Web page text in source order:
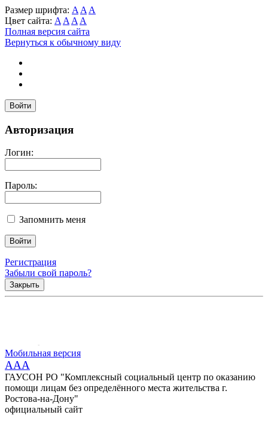
Размер шрифта: A A A
Цвет сайта: A A A A
Полная версия сайта
Вернуться к обычному виду
Войти
Авторизация
Логин:
Пароль:
Запомнить меня
Регистрация
Забыли свой пароль?
Закрыть
Мобильная версия
AAA
ГАУСОН РО "Комплексный социальный центр по оказанию
помощи лицам без определённого места жительства г.
Ростова-на-Дону"
официальный сайт